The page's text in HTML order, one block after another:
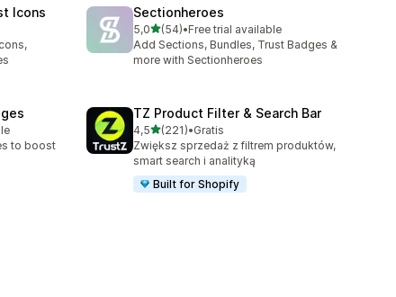
Icons Sectionheroes
5,0na 5 gwiazdek
(54)
Łączna liczba recenzji: 54
•Free trial available
Add Sections, Bundles, Trust Badges &
more with Sectionheroes
to boost
TZ Product Filter & Search Bar
4,5na 5 gwiazdek
(221)
Łączna liczba recenzji: 221
•Gratis
Zwiększ sprzedaż z filtrem produktów,
smart search i analityką
Built for Shopify